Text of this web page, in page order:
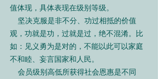
值体现，具体表现在级别等级。
坚决克服是非不分、功过相抵的价值
观，功就是功，过就是过，绝不混淆。比
如：见义勇为是对的，不能以此可以家庭
不和睦、妄言国家和人民。
会员级别高低所获得社会恩惠是不同